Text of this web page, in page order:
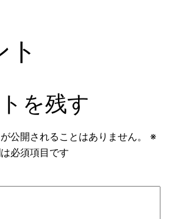
ト
を残す
公開されることはありません。
※
必須項目です